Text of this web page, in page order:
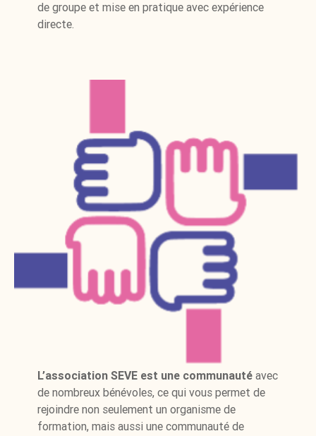
de groupe et mise en pratique avec expérience
directe.
L’association SEVE est une communautéavec
de nombreux bénévoles, ce qui vous permet de
rejoindre non seulement un organisme de
formation, mais aussi une communauté de